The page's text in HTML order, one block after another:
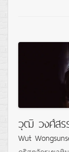
วุฒิ วงศ์สร
Wut